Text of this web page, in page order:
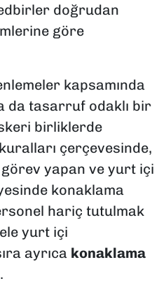
doğrudan
göre
kapsamında
da tasarruf odaklı bir
birliklerde
çerçevesinde,
yapan ve yurt içi
konaklama
hariç tutulmak
yurt içi
ayrıca konaklama
.